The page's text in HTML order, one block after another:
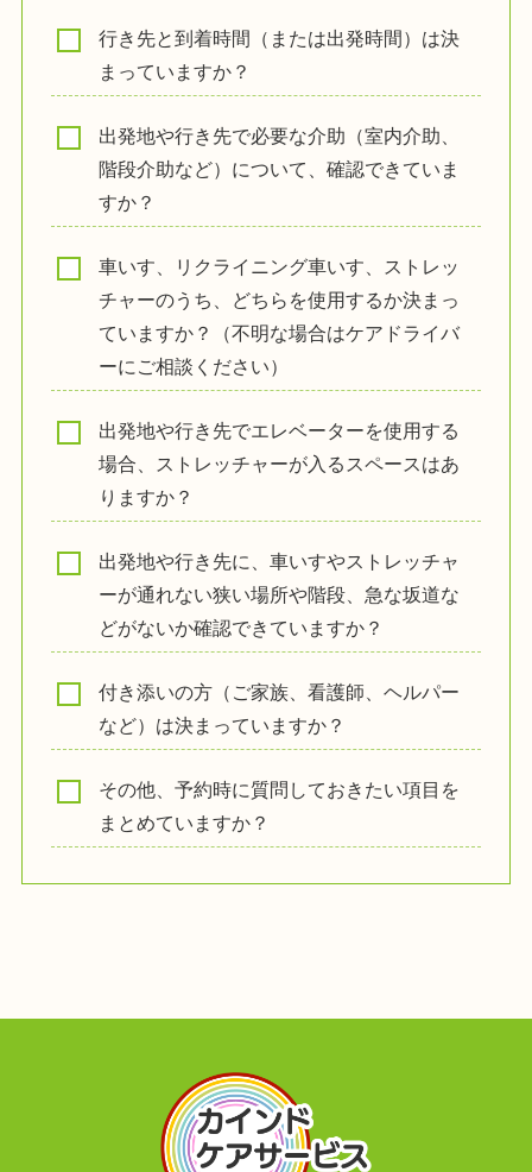
行き先と到着時間（または出発時間）は決
まっていますか？
出発地や行き先で必要な介助（室内介助、
階段介助など）について、確認できていま
すか？
車いす、リクライニング車いす、ストレッ
チャーのうち、どちらを使用するか決まっ
ていますか？（不明な場合はケアドライバ
ーにご相談ください）
出発地や行き先でエレベーターを使用する
場合、ストレッチャーが入るスペースはあ
りますか？
出発地や行き先に、車いすやストレッチャ
ーが通れない狭い場所や階段、急な坂道な
どがないか確認できていますか？
付き添いの方（ご家族、看護師、ヘルパー
など）は決まっていますか？
その他、予約時に質問しておきたい項目を
まとめていますか？